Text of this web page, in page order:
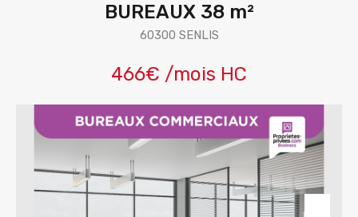
BUREAUX 38 m²
60300 SENLIS
466€ /mois HC